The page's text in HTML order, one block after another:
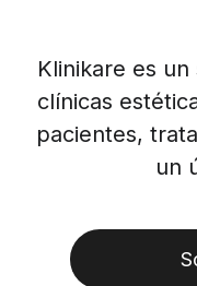
Klinikare es
clínicas
pacientes,
un